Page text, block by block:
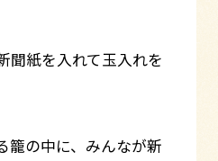
聞紙を入れて玉入れを
籠の中に、みんなが新